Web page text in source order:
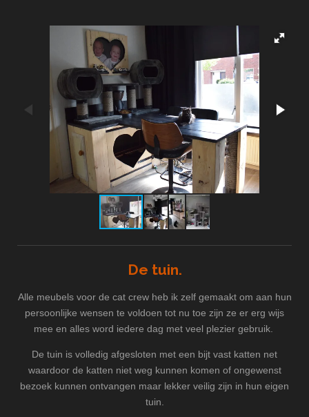
De tuin.
Alle meubels voor de cat crew heb ik zelf gemaakt om aan hun
persoonlijke wensen te voldoen tot nu toe zijn ze er erg wijs
mee en alles word iedere dag met veel plezier gebruik.
De tuin is volledig afgesloten met een bijt vast katten net
waardoor de katten niet weg kunnen komen of ongewenst
bezoek kunnen ontvangen maar lekker veilig zijn in hun eigen
tuin.